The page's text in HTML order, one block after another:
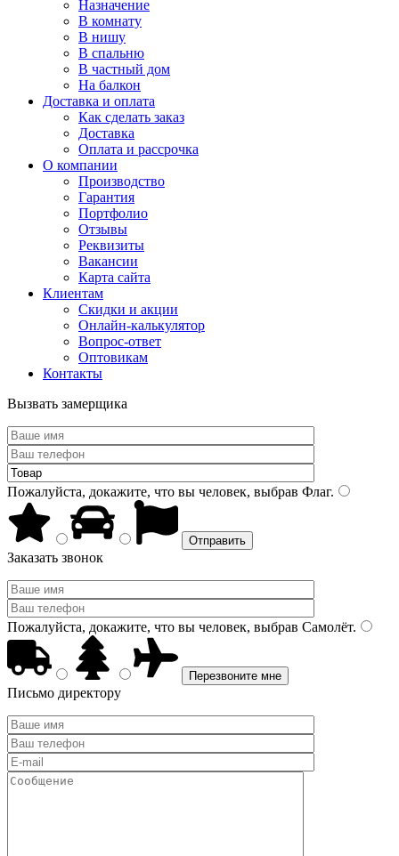
Назначение
В комнату
В нишу
В спальню
В частный дом
На балкон
Доставка и оплата
Как сделать заказ
Доставка
Оплата и рассрочка
О компании
Производство
Гарантия
Портфолио
Отзывы
Реквизиты
Вакансии
Карта сайта
Клиентам
Скидки и акции
Онлайн-калькулятор
Вопрос-ответ
Оптовикам
Контакты
Вызвать замерщика
Пожалуйста, докажите, что вы человек, выбрав Флаг.
Заказать звонок
Пожалуйста, докажите, что вы человек, выбрав Самолёт.
Письмо директору